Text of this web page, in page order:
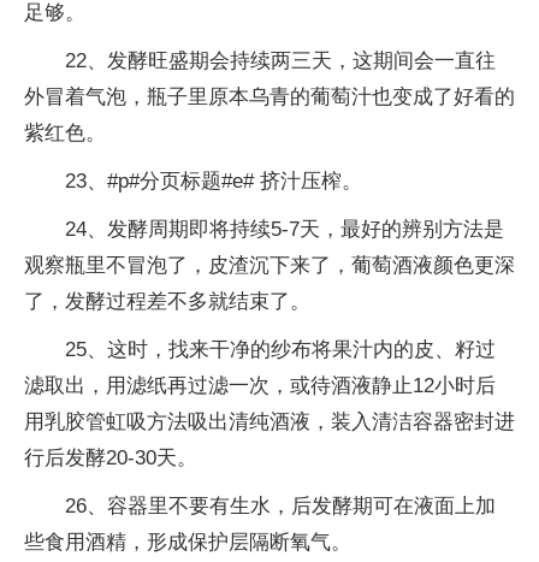
足够。
22、发酵旺盛期会持续两三天，这期间会一直往
外冒着气泡，瓶子里原本乌青的葡萄汁也变成了好看的
紫红色。
23、#p#分页标题#e# 挤汁压榨。
24、发酵周期即将持续5-7天，最好的辨别方法是
观察瓶里不冒泡了，皮渣沉下来了，葡萄酒液颜色更深
了，发酵过程差不多就结束了。
25、这时，找来干净的纱布将果汁内的皮、籽过
滤取出，用滤纸再过滤一次，或待酒液静止12小时后
用乳胶管虹吸方法吸出清纯酒液，装入清洁容器密封进
行后发酵20-30天。
26、容器里不要有生水，后发酵期可在液面上加
些食用酒精，形成保护层隔断氧气。